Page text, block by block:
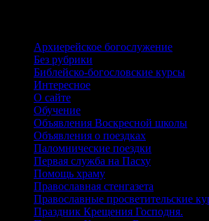
Архиерейское богослужение
Без рубрики
Библейско-богословские курсы
Интересное
О сайте
Обучение
Объявления Воскресной школы
Объявления о поездках
Паломнические поездки
Первая служба на Пасху
Помощь храму
Православная стенгазета
Православные просветительские
Праздник Крещения Господня.